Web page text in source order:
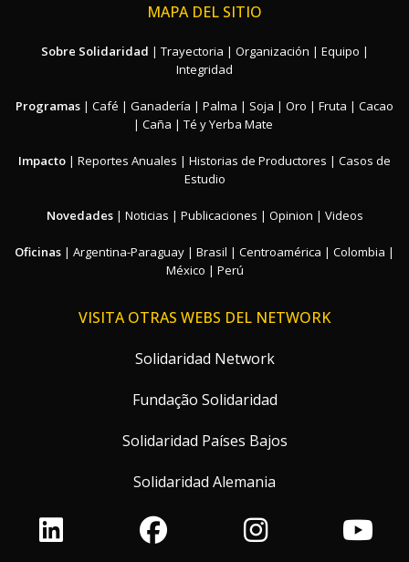
MAPA DEL SITIO
Sobre Solidaridad | Trayectoria | Organización | Equipo |
Integridad
Programas | Café | Ganadería | Palma | Soja | Oro | Fruta | Cacao
| Caña | Té y Yerba Mate
Impacto | Reportes Anuales | Historias de Productores | Casos de
Estudio
Novedades| Noticias | Publicaciones | Opinion | Videos
Oficinas | Argentina-Paraguay | Brasil | Centroamérica | Colombia |
México | Perú
VISITA OTRAS WEBS DEL NETWORK
Solidaridad Network
Fundação Solidaridad
Solidaridad Países Bajos
Solidaridad Alemania